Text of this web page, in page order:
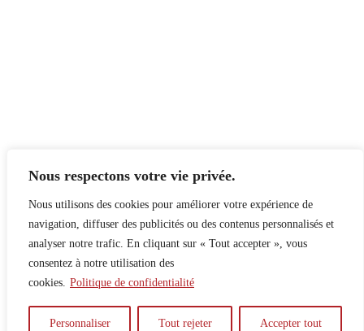
Nous respectons votre vie privée.
Nous utilisons des cookies pour améliorer votre expérience de
navigation, diffuser des publicités ou des contenus personnalisés et
analyser notre trafic. En cliquant sur « Tout accepter », vous
consentez à notre utilisation des
cookies. Politique de confidentialité
Personnaliser Tout rejeter Accepter tout